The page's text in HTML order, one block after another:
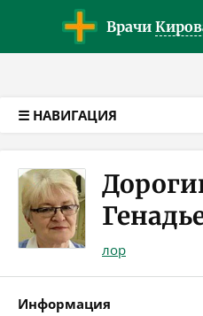
Врачи
☰ НАВИГАЦИЯ
лор
Информация